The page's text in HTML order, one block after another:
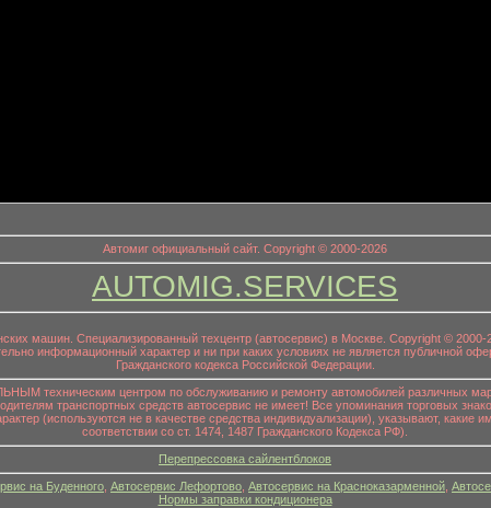
Автомиг официальный сайт. Copyright © 2000-2026
AUTOMIG.SERVICES
машин. Специализированный техцентр (автосервис) в Москве. Copyright ©
информационный характер и ни при каких условиях не является публичной
Гражданского кодекса Российской Федерации.
техническим центром по обслуживанию и ремонту автомобилей различных
транспортных средств автосервис не имеет! Все упоминания торговых
(используются не в качестве средства индивидуализации), указывают, какие
соответствии со ст. 1474, 1487 Гражданского Кодекса РФ).
Перепрессовка сайлентблоков
на Буденного Автосервис Лефортово Автосервис на Красноказарменной
Нормы заправки кондиционера